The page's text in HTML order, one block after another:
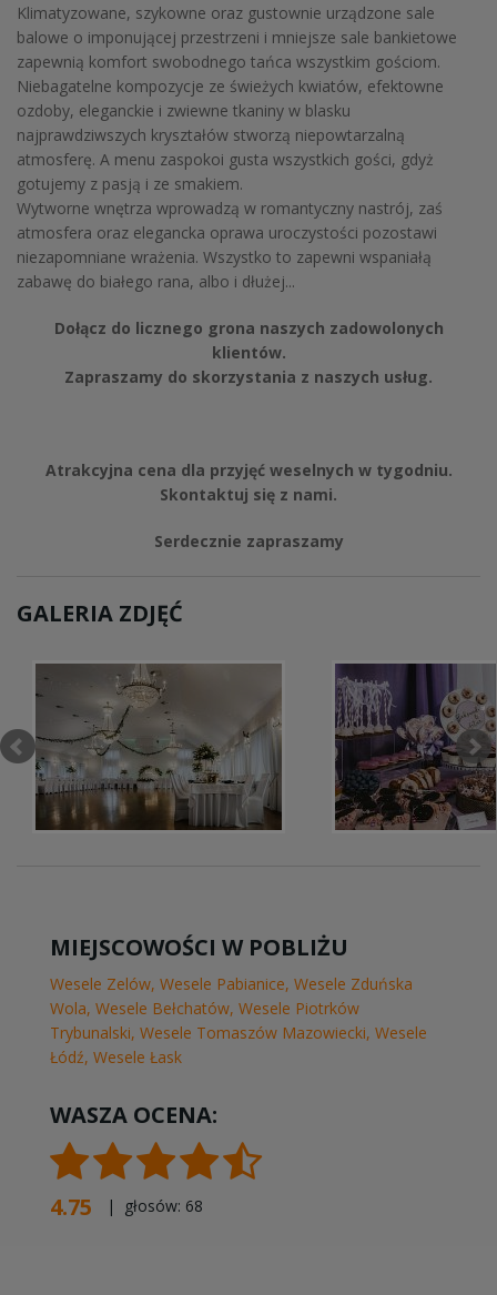
Klimatyzowane, szykowne oraz gustownie urządzone sale
balowe o imponującej przestrzeni i mniejsze sale bankietowe
zapewnią komfort swobodnego tańca wszystkim gościom.
Niebagatelne kompozycje ze świeżych kwiatów, efektowne
ozdoby, eleganckie i zwiewne tkaniny w blasku
najprawdziwszych kryształów stworzą niepowtarzalną
atmosferę. A menu zaspokoi gusta wszystkich gości, gdyż
gotujemy z pasją i ze smakiem.
Wytworne wnętrza wprowadzą w romantyczny nastrój, zaś
atmosfera oraz elegancka oprawa uroczystości pozostawi
niezapomniane wrażenia. Wszystko to zapewni wspaniałą
zabawę do białego rana, albo i dłużej...
Dołącz do licznego grona naszych zadowolonych
klientów.
Zapraszamy do skorzystania z naszych usług.
Atrakcyjna cena dla przyjęć weselnych w tygodniu.
Skontaktuj się z nami.
Serdecznie zapraszamy
GALERIA ZDJĘĆ
MIEJSCOWOŚCI W POBLIŻU
Wesele Zelów, Wesele Pabianice, Wesele Zduńska
Wola, Wesele Bełchatów, Wesele Piotrków
Trybunalski, Wesele Tomaszów Mazowiecki, Wesele
Łódź, Wesele Łask
WASZA OCENA:
4.75 | głosów: 68